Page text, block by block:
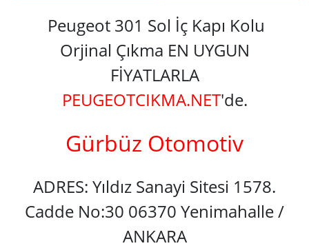
Peugeot 301 Sol İç Kapı Kolu
Orjinal Çıkma EN UYGUN
FİYATLARLA
PEUGEOTCIKMA.NET'de.
Gürbüz Otomotiv
ADRES: Yıldız Sanayi Sitesi 1578.
Cadde No:30 06370 Yenimahalle /
ANKARA